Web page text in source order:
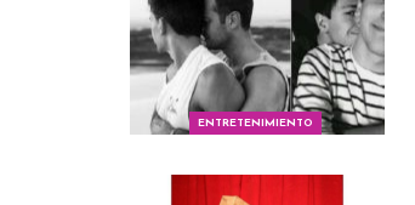
ENTRETENIMIENTO